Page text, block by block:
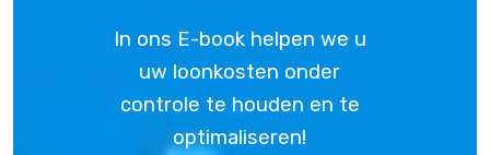
In ons E-book helpen we u
uw loonkosten onder
controle te houden en te
optimaliseren!